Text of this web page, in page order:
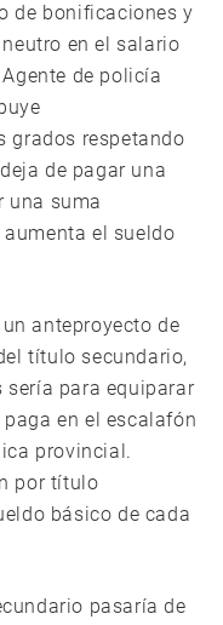
de bonificaciones y
en el salario
de policía
grados respetando
de pagar una
una suma
el sueldo
anteproyecto de
título secundario,
sería para equiparar
en el escalafón
provincial.
por título
básico de cada
pasaría de